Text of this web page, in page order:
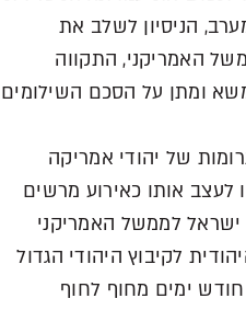
הניסיון לשלב את
האמריקני, התקווה
ומתן על הסכם השילומים
של יהודי אמריקה
לעצב אותו כאירוע מרשים
ישראל לממשל האמריקני
לקיבוץ היהודי הגדול
ימים מחוף לחוף